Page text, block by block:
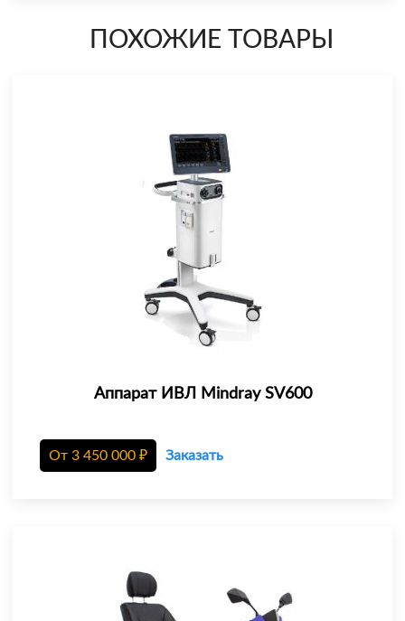
ПОХОЖИЕ ТОВАРЫ
Аппарат ИВЛ Mindray SV600
От 3 450 000 ₽ Заказать